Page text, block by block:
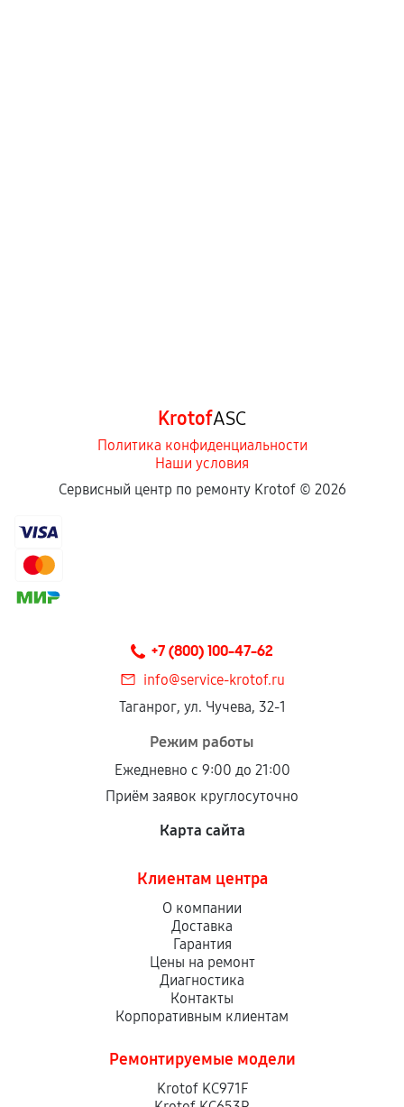
KrotofASC
Политика конфиденциальности
Наши условия
Сервисный центр по ремонту Krotof © 2026
+7 (800) 100-47-62
info@service-krotof.ru
Таганрог, ул. Чучева, 32-1
Режим работы
Ежедневно с 9:00 до 21:00
Приём заявок круглосуточно
Карта сайта
Клиентам центра
О компании
Доставка
Гарантия
Цены на ремонт
Диагностика
Контакты
Корпоративным клиентам
Ремонтируемые модели
Krotof KC971F